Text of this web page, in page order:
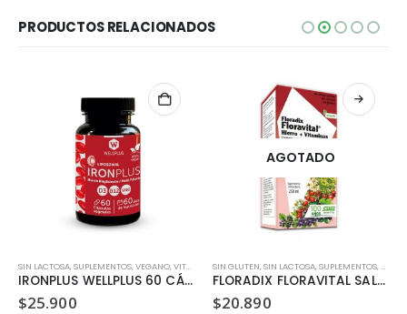
PRODUCTOS RELACIONADOS
SIN LACTOSA,SUPLEMENTOS,VEGANO,VITAMINAS Y MINERALES
IRONPLUS WELLPLUS 60 CÁPSULAS
$25.900
AGOTADO
SIN GLUTEN,SIN LACTOSA,SUPLEMENTOS,
FLORADIX FLORAVITAL SALUS 250 ML
$20.890